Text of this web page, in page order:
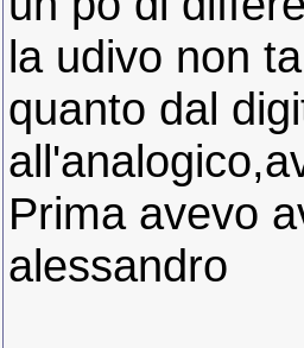
la udivo non
quanto dal
Prima avevo
alessandro